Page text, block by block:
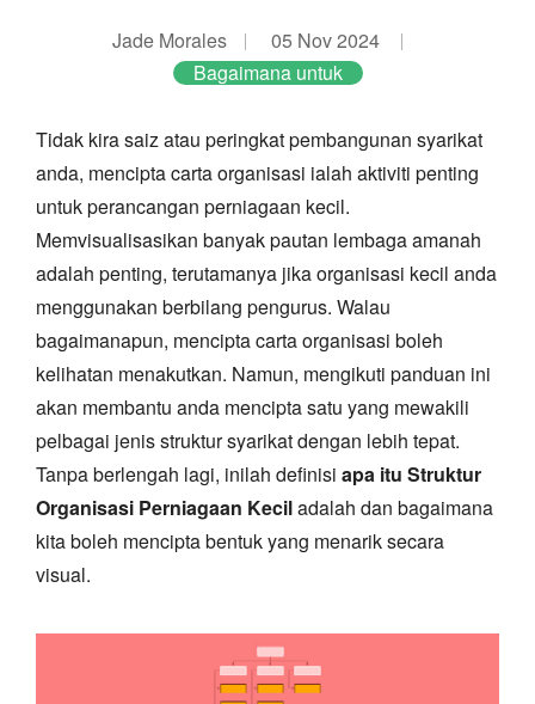
Jade Morales
05 Nov 2024
Bagaimana untuk
Tidak kira saiz atau peringkat pembangunan syarikat
anda, mencipta carta organisasi ialah aktiviti penting
untuk perancangan perniagaan kecil.
Memvisualisasikan banyak pautan lembaga amanah
adalah penting, terutamanya jika organisasi kecil anda
menggunakan berbilang pengurus. Walau
bagaimanapun, mencipta carta organisasi boleh
kelihatan menakutkan. Namun, mengikuti panduan ini
akan membantu anda mencipta satu yang mewakili
pelbagai jenis struktur syarikat dengan lebih tepat.
Tanpa berlengah lagi, inilah definisi apa itu Struktur
Organisasi Perniagaan Keciladalah dan bagaimana
kita boleh mencipta bentuk yang menarik secara
visual.